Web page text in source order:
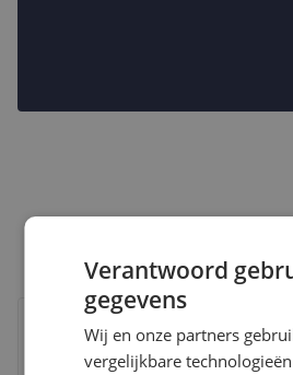
Vergelijken
Bekijk product
Verantwoord
gegevens
Wij en onze partners
vergelijkbare